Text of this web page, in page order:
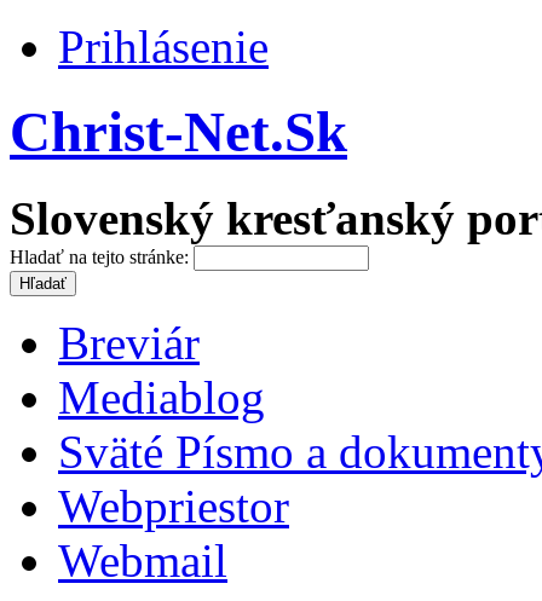
Prihlásenie
Christ-Net.Sk
Slovenský kresťanský
Hladať na tejto stránke:
Breviár
Mediablog
Sväté Písmo a
Webpriestor
Webmail